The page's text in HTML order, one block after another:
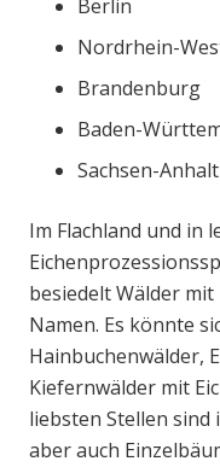
Berlin
Nordrhein-
Brandenburg
Baden-
Sachsen-Anhalt
Im Flachland und in
besiedelt Wälder
Namen. Es könnte
Hainbuchenwälder,
Kiefernwälder mit
liebsten Stellen
aber auch